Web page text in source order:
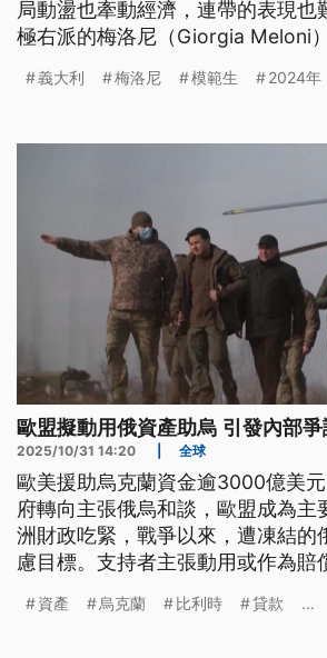
局動盪也牽動經濟，連帶的表現也
極右派的梅洛尼（Giorgia Meloni
要求的3%，債券評級也開始調升。
義大利 梅洛尼 模範生 2024年
歐盟擬動用俄資產助烏 引發內部爭
2025/10/31 14:20 全球
歐美援助烏克蘭資金逾3000億美
府轉向主張俄烏和談，歐盟成為主
洲財政吃緊，戰爭以來，遭凍結的
慮目標。支持者主張動用或作為賠
資產 烏克蘭 比利時 貸款 ...